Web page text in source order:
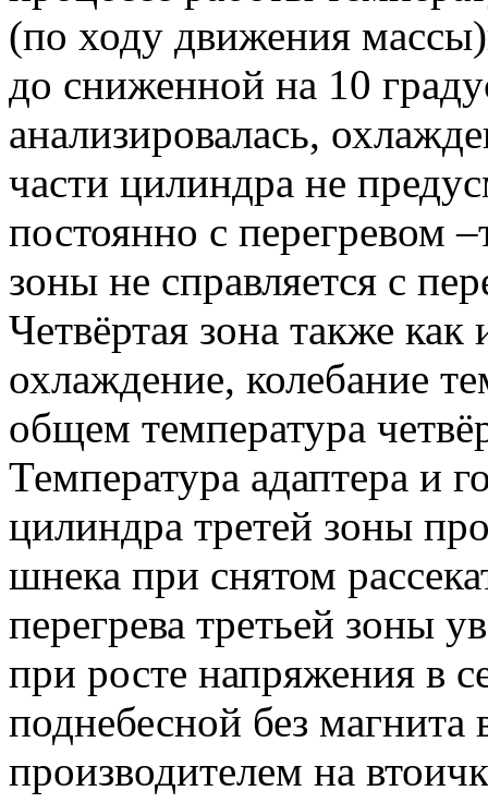
(по ходу движения
до сниженной на 10
анализировалась,
части цилиндра не
постоянно с перегревом
зоны не справляется с
Четвёртая зона также
охлаждение, колебание
общем температура
Температура адаптера и
цилиндра третей зоны
шнека при снятом
перегрева третьей зоны
при росте напряжения в
поднебесной без магнита
производителем на